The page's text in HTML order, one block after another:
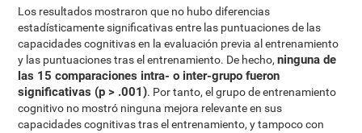
Los resultados mostraron que no hubo diferencias
estadísticamente significativas entre las puntuaciones de las
capacidades cognitivas en la evaluación previa al entrenamiento
y las puntuaciones tras el entrenamiento. De hecho,ninguna de
las 15 comparaciones intra- o inter-grupo fueron
significativas (p > .001). Por tanto, el grupo de entrenamiento
cognitivo no mostró ninguna mejora relevante en sus
capacidades cognitivas tras el entrenamiento, y tampoco con